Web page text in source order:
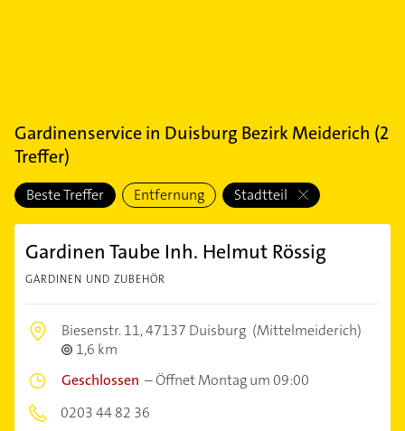
Gardinenservicein Duisburg Bezirk Meiderich (2
Treffer)
Beste Treffer Entfernung Stadtteil
Gardinen Taube Inh. Helmut Rössig
GARDINEN UND ZUBEHÖR
Biesenstr. 11,47137 Duisburg (Mittelmeiderich)
1,6 km
Geschlossen –Öffnet Montag um 09:00
0203 44 82 36